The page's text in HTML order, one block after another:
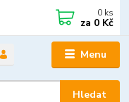
Menu
Hledat
0 ks
za 0 Kč